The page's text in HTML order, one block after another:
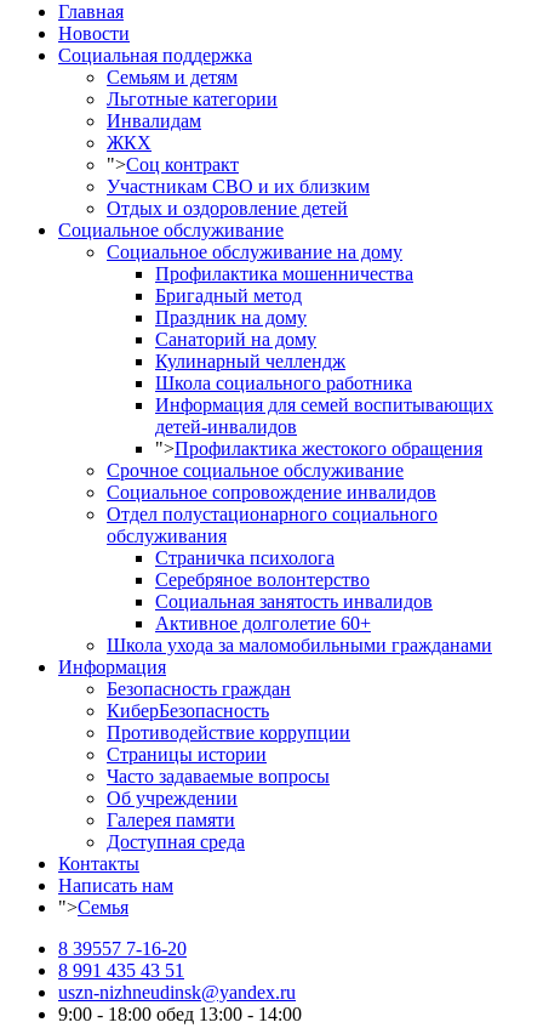
Главная
Новости
Социальная поддержка
Семьям и детям
Льготные категории
Инвалидам
ЖКХ
">Соц контракт
Участникам СВО и их близким
Отдых и оздоровление детей
Социальное обслуживание
Социальное обслуживание на дому
Профилактика мошенничества
Бригадный метод
Праздник на дому
Санаторий на дому
Кулинарный челлендж
Школа социального работника
Информация для семей воспитывающих
детей-инвалидов
">Профилактика жестокого обращения
Срочное социальное обслуживание
Социальное сопровождение инвалидов
Отдел полустационарного социального
обслуживания
Страничка психолога
Серебряное волонтерство
Социальная занятость инвалидов
Активное долголетие 60+
Школа ухода за маломобильными гражданами
Информация
Безопасность граждан
КиберБезопасность
Противодействие коррупции
Страницы истории
Часто задаваемые вопросы
Об учреждении
Галерея памяти
Доступная среда
Контакты
Написать нам
">Семья
8 39557 7-16-20
8 991 435 43 51
uszn-nizhneudinsk@yandex.ru
9:00 - 18:00 обед 13:00 - 14:00